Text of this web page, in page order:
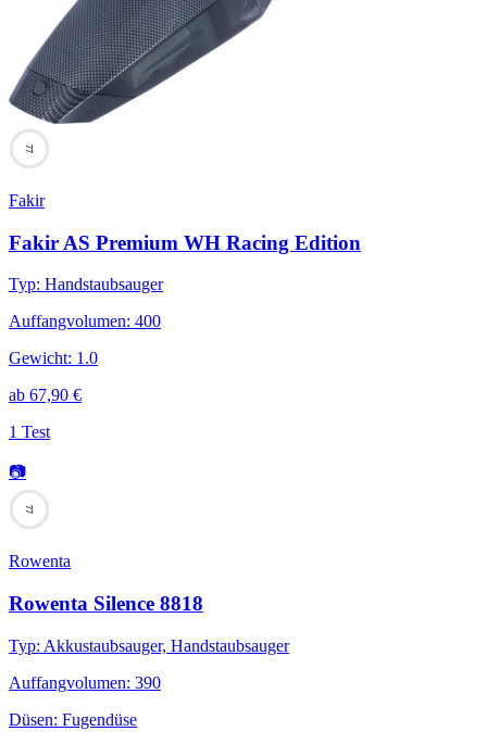
77
Fakir
Fakir AS Premium WH Racing Edition
Typ: Handstaubsauger
Auffangvolumen: 400
Gewicht: 1.0
ab 67,90 €
1 Test
📷
77
Rowenta
Rowenta Silence 8818
Typ: Akkustaubsauger, Handstaubsauger
Auffangvolumen: 390
Düsen: Fugendüse